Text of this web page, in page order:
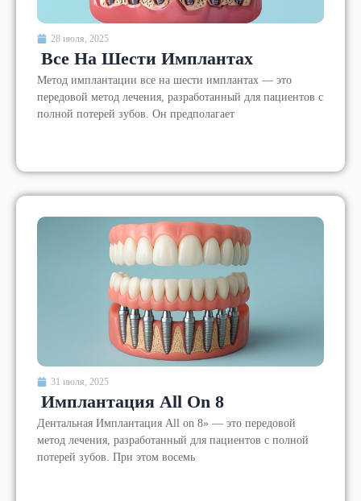
28 июля, 2025
Все На Шести Имплантах
Метод имплантации все на шести имплантах — это
передовой метод лечения, разработанный для пациентов с
полной потерей зубов. Он предполагает
31 июля, 2025
Имплантация All On 8
Дентальная Имплантация All on 8» — это передовой
метод лечения, разработанный для пациентов с полной
потерей зубов. При этом восемь